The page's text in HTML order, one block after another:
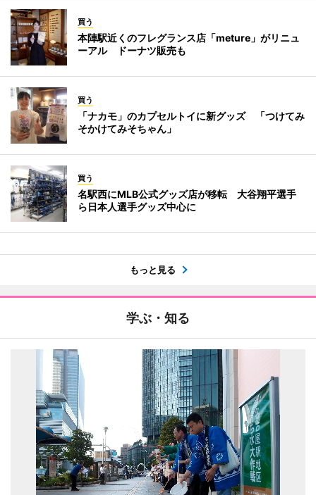
買う
本陣駅近くのフレグランス店「meture」がリニュ
ーアル ドーナツ販売も
買う
「ナカモ」のカプセルトイに新グッズ 「つけてみ
そかけてみそちゃん」
買う
名駅西にMLB公式グッズ店が移転 大谷翔平選手
ら日本人選手グッズ中心に
もっと見る
学ぶ・知る